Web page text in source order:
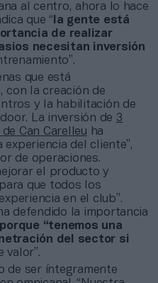
al centro, ahora lo hace
que “ la gente está
de realizar
necesitan inversión
que está
con la creación de
y la habilitación de
La inversión de 3
Can Carelleu ha
experiencia del cliente”,
de operaciones.
el producto y
que todos los
en el club”.
defendido la importancia
“tenemos una
del sector si
valor”.
de ser íntegramente